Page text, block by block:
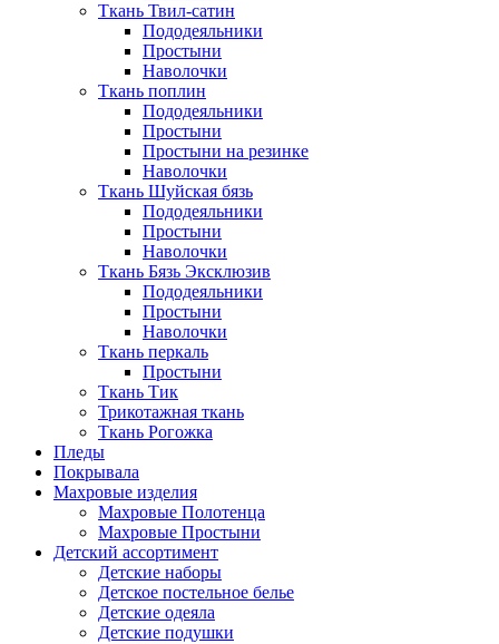
Ткань Твил-сатин
Пододеяльники
Простыни
Наволочки
Ткань поплин
Пододеяльники
Простыни
Простыни на резинке
Наволочки
Ткань Шуйская бязь
Пододеяльники
Простыни
Наволочки
Ткань Бязь Эксклюзив
Пододеяльники
Простыни
Наволочки
Ткань перкаль
Простыни
Ткань Тик
Трикотажная ткань
Ткань Рогожка
Пледы
Покрывала
Махровые изделия
Махровые Полотенца
Махровые Простыни
Детский ассортимент
Детские наборы
Детское постельное белье
Детские одеяла
Детские подушки